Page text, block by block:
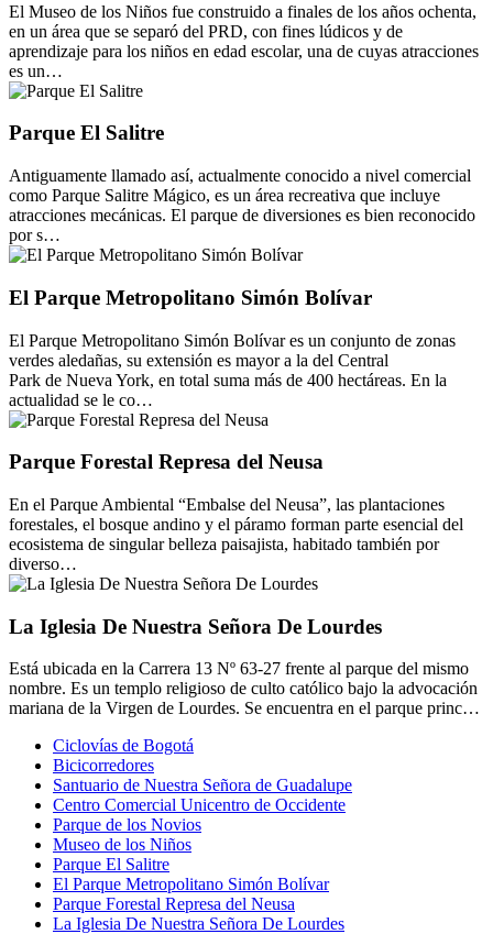
El Museo de los Niños fue construido a finales de los años ochenta,
en un área que se separó del PRD, con fines lúdicos y de
aprendizaje para los niños en edad escolar, una de cuyas atracciones
es un…
Parque El Salitre
Antiguamente llamado así, actualmente conocido a nivel comercial
como Parque Salitre Mágico, es un área recreativa que incluye
atracciones mecánicas. El parque de diversiones es bien reconocido
por s…
El Parque Metropolitano Simón Bolívar
El Parque Metropolitano Simón Bolívar es un conjunto de zonas
verdes aledañas, su extensión es mayor a la del Central
Park de Nueva York, en total suma más de 400 hectáreas. En la
actualidad se le co…
Parque Forestal Represa del Neusa
En el Parque Ambiental “Embalse del Neusa”, las plantaciones
forestales, el bosque andino y el páramo forman parte esencial del
ecosistema de singular belleza paisajista, habitado también por
diverso…
La Iglesia De Nuestra Señora De Lourdes
Está ubicada en la Carrera 13 Nº 63-27 frente al parque del mismo
nombre. Es un templo religioso de culto católico bajo la advocación
mariana de la Virgen de Lourdes. Se encuentra en el parque princ…
Ciclovías de Bogotá
Bicicorredores
Santuario de Nuestra Señora de Guadalupe
Centro Comercial Unicentro de Occidente
Parque de los Novios
Museo de los Niños
Parque El Salitre
El Parque Metropolitano Simón Bolívar
Parque Forestal Represa del Neusa
La Iglesia De Nuestra Señora De Lourdes